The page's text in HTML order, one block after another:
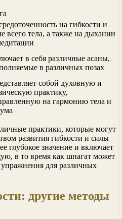
на гибкости и
всего тела, а также на дыхании
в себя различные асаны,
в различных позах
собой духовную и
практику,
на гармонию тела и
практики, которые могут
развития гибкости и силы
глубокое значение и включает
в то время как шпагат может
упражнения для различных
другие методы